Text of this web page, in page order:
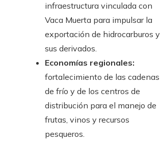
infraestructura vinculada con
Vaca Muerta para impulsar la
exportación de hidrocarburos y
sus derivados.
Economías regionales:
fortalecimiento de las cadenas
de frío y de los centros de
distribución para el manejo de
frutas, vinos y recursos
pesqueros.